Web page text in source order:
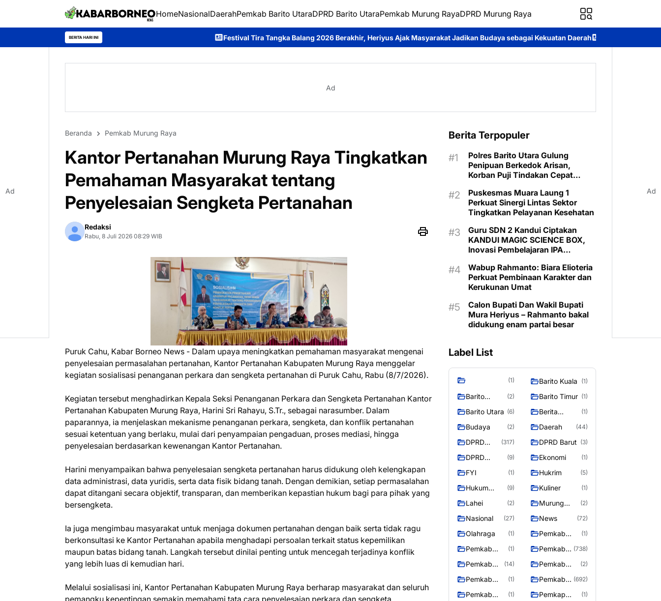
HomeNasionalDaerahPemkab Barito UtaraDPRD Barito UtaraPemkab Murung RayaDPRD Murung Raya
BERITA HARI INI Festival Tira Tangka Balang 2026 Berakhir, Heriyus Ajak Masyarakat Jadikan Budaya sebagai Kekuatan Daerah Pertahankan Prestasi, Seribu Riam
Ad
Beranda Pemkab Murung Raya
Kantor Pertanahan Murung Raya Tingkatkan
Pemahaman Masyarakat tentang
Penyelesaian Sengketa Pertanahan
Redaksi
Rabu, 8 Juli 2026 08:29 WIB
Puruk Cahu, Kabar Borneo News - Dalam upaya meningkatkan pemahaman masyarakat mengenai
penyelesaian permasalahan pertanahan, Kantor Pertanahan Kabupaten Murung Raya menggelar
kegiatan sosialisasi penanganan perkara dan sengketa pertanahan di Puruk Cahu, Rabu (8/7/2026).
Kegiatan tersebut menghadirkan Kepala Seksi Penanganan Perkara dan Sengketa Pertanahan Kantor
Pertanahan Kabupaten Murung Raya, Harini Sri Rahayu, S.Tr., sebagai narasumber. Dalam
paparannya, ia menjelaskan mekanisme penanganan perkara, sengketa, dan konflik pertanahan
sesuai ketentuan yang berlaku, mulai dari penyampaian pengaduan, proses mediasi, hingga
penyelesaian berdasarkan kewenangan Kantor Pertanahan.
Harini menyampaikan bahwa penyelesaian sengketa pertanahan harus didukung oleh kelengkapan
data administrasi, data yuridis, serta data fisik bidang tanah. Dengan demikian, setiap permasalahan
dapat ditangani secara objektif, transparan, dan memberikan kepastian hukum bagi para pihak yang
bersengketa.
Ia juga mengimbau masyarakat untuk menjaga dokumen pertanahan dengan baik serta tidak ragu
berkonsultasi ke Kantor Pertanahan apabila menghadapi persoalan terkait status kepemilikan
maupun batas bidang tanah. Langkah tersebut dinilai penting untuk mencegah terjadinya konflik
yang lebih luas di kemudian hari.
Melalui sosialisasi ini, Kantor Pertanahan Kabupaten Murung Raya berharap masyarakat dan seluruh
Berita Terpopuler
Polres Barito Utara Gulung
Penipuan Berkedok Arisan,
Korban Puji Tindakan Cepat
Puskesmas Muara Laung 1
Perkuat Sinergi Lintas Sektor
Tingkatkan Pelayanan Kesehatan
Guru SDN 2 Kandui Ciptakan
KANDUI MAGIC SCIENCE BOX,
Inovasi Pembelajaran IPA
Wabup Rahmanto: Biara Elioteria
Perkuat Pembinaan Karakter dan
Kerukunan Umat
Calon Bupati Dan Wakil Bupati
Mura Heriyus – Rahmanto bakal
didukung enam partai besar
Label List
(1) Barito Kuala (1)
Barito
(2) Barito Timur (1)
Barito Utara (6)
Berita
Raya
(1)
Budaya (2) Daerah (44)
DPRD
Utara
(317) DPRD Barut (3)
DPRD
RAYA
(9) Ekonomi (1)
FYI (1) Hukrim (5)
Hukum
(9) Kuliner (1)
Lahei (2)
Murung
(2)
Nasional (27) News (72)
Olahraga (1)
Pemkab
Barifo Utara
(1)
Pemkab
(1)
Pemkab
Utara
(738)
Pemkab
(14)
Pemkab
(2)
Pemkab
(1)
Pemkab
(692)
Pemkab
(1)
Pemkap
(1)
Ad Ad